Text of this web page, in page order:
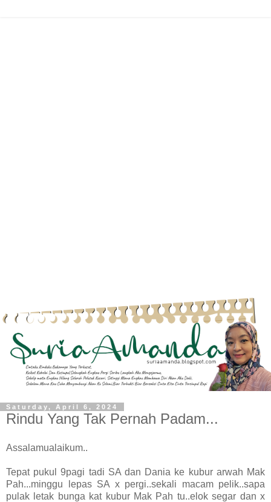
Saturday, April 6, 2024
Rindu Yang Tak Pernah Padam...
Assalamualaikum..
Tepat pukul 9pagi tadi SA dan Dania ke kubur arwah Mak
Pah...minggu lepas SA x pergi..sekali macam pelik..sapa
pulak letak bunga kat kubur Mak Pah tu..elok segar dan x